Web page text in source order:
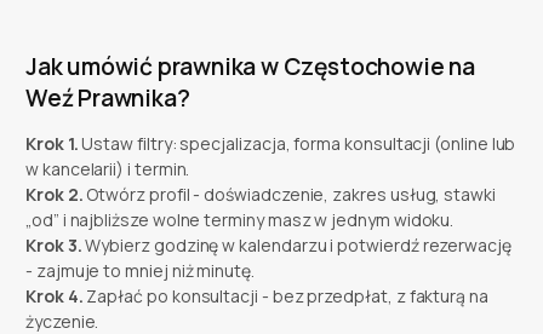
Jak umówić prawnika w Częstochowie na
Weź Prawnika?
Krok 1.Ustaw filtry: specjalizacja, forma konsultacji (online lub
w kancelarii) i termin.
Krok 2. Otwórz profil - doświadczenie, zakres usług, stawki
„od” i najbliższe wolne terminy masz w jednym widoku.
Krok 3.Wybierz godzinę w kalendarzu i potwierdź rezerwację
- zajmuje to mniej niż minutę.
Krok 4. Zapłać po konsultacji - bez przedpłat, z fakturą na
życzenie.